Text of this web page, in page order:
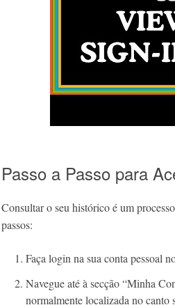
Passo a Passo para
Consultar o seu histórico é um
passos:
Faça login na sua conta pessoal
Navegue até à secção “Minha
normalmente localizada no canto